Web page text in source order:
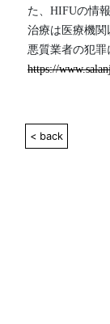
た、HIFUの情
治療は医療機
悪質業者の犯
https://
< back